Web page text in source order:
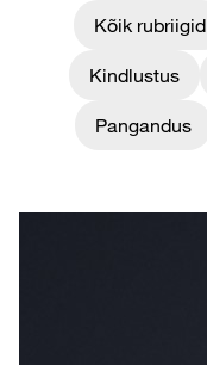
Kõik rubriigid
Kindlustus
Pangandus